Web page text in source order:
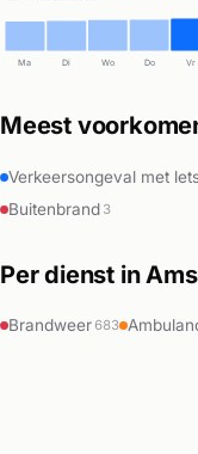
Ma Di Wo Do Vr
Meest
Verkeersongeval met
Buitenbrand 3
Per dienst in
Brandweer 683